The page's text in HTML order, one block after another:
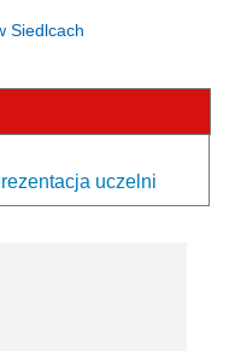
Siedlcach
uczelni